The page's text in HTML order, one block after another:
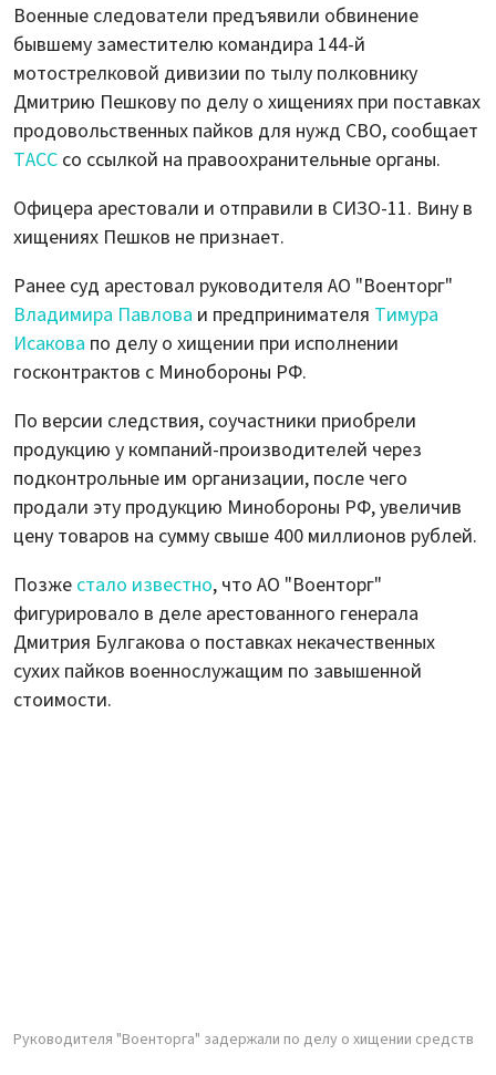
Военные следователи предъявили обвинение
бывшему заместителю командира 144-й
мотострелковой дивизии по тылу полковнику
Дмитрию Пешкову по делу о хищениях при поставках
продовольственных пайков для нужд СВО, сообщает
ТАСС со ссылкой на правоохранительные органы.
Офицера арестовали и отправили в СИЗО-11. Вину в
хищениях Пешков не признает.
Ранее суд арестовал руководителя АО "Военторг"
Владимира Павлова и предпринимателя Тимура
Исакова по делу о хищении при исполнении
госконтрактов с Минобороны РФ.
По версии следствия, соучастники приобрели
продукцию у компаний-производителей через
подконтрольные им организации, после чего
продали эту продукцию Минобороны РФ, увеличив
цену товаров на сумму свыше 400 миллионов рублей.
Позже стало известно, что АО "Военторг"
фигурировало в деле арестованного генерала
Дмитрия Булгакова о поставках некачественных
сухих пайков военнослужащим по завышенной
стоимости.
Руководителя "Военторга" задержали по делу о хищении средств